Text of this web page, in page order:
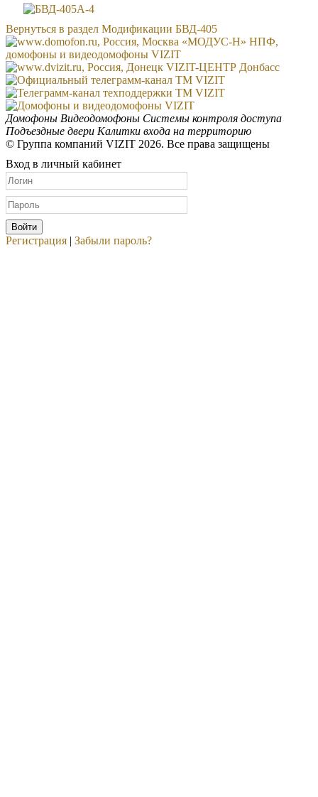
Вернуться в раздел Модификации БВД-405
Домофоны Видеодомофоны Системы контроля доступа
Подъездные двери Калитки входа на территорию
© Группа компаний VIZIT 2026. Все права защищены
Вход в личный кабинет
Регистрация | Забыли пароль?